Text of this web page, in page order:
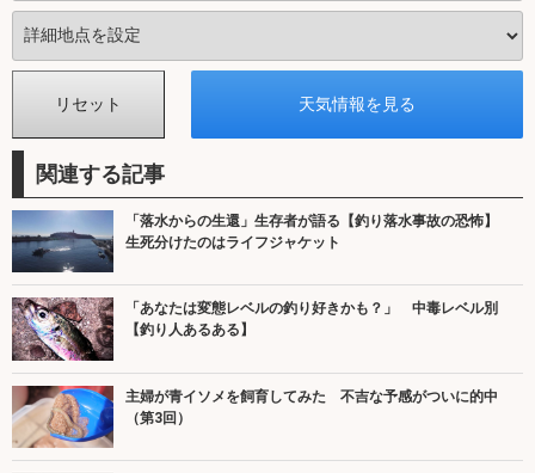
関連する記事
「落水からの生還」生存者が語る【釣り落水事故の恐怖】
生死分けたのはライフジャケット
「あなたは変態レベルの釣り好きかも？」 中毒レベル別
【釣り人あるある】
主婦が青イソメを飼育してみた 不吉な予感がついに的中
（第3回）